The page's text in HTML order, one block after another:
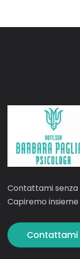
Contattami senza
Capiremo insieme
Contattami